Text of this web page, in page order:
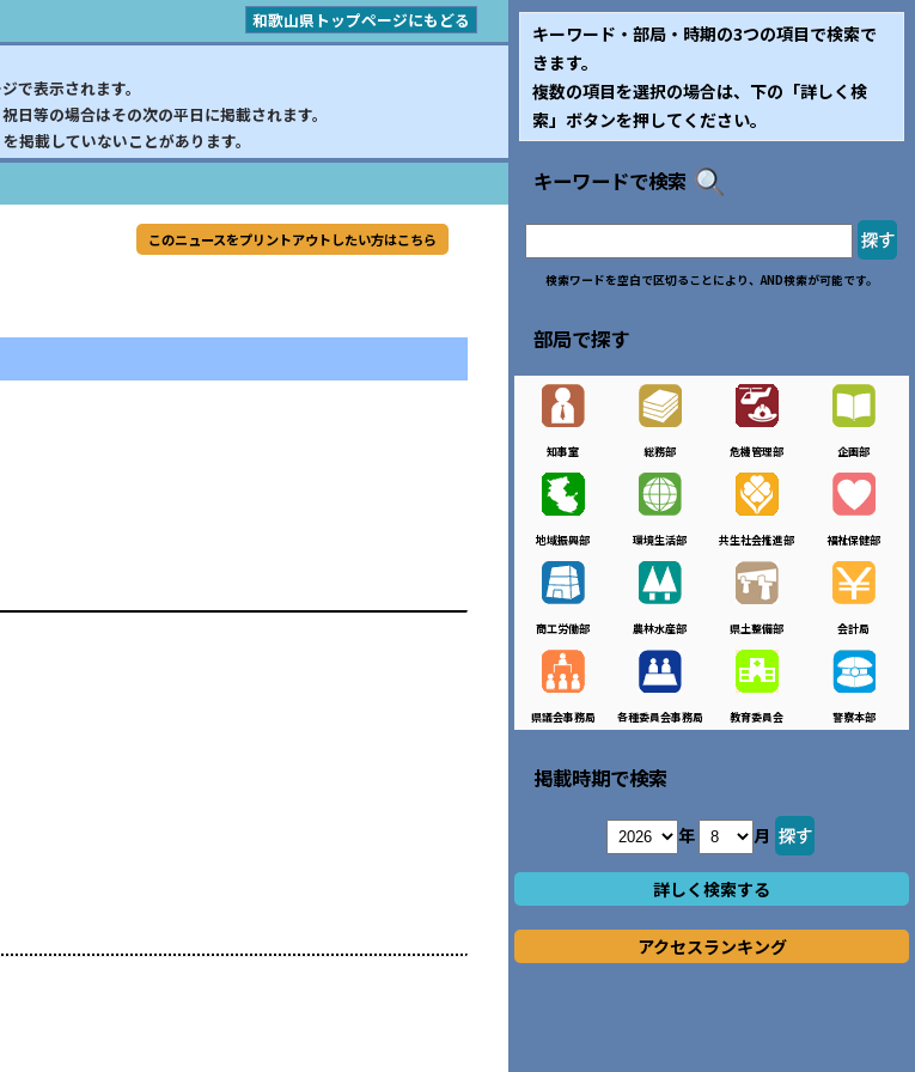
和歌山県トップページにもどる
で表示されます。
日等の場合はその次の平日に掲載されます。
掲載していないことがあります。
このニュースをプリントアウトしたい方はこちら
キーワード・部局・時期の3つの項目で検索で
きます。
複数の項目を選択の場合は、下の「詳しく検
索」ボタンを押してください。
キーワードで検索
検索ワードを空白で区切ることにより、AND検索が可能です。
部局で探す
知事室 総務部 危機管理部 企画部
地域振興部 環境生活部 共生社会推進部 福祉保健部
商工労働部 農林水産部 県土整備部 会計局
県議会事務局 各種委員会事務局 教育委員会 警察本部
掲載時期で検索
年 月
詳しく検索する
アクセスランキング